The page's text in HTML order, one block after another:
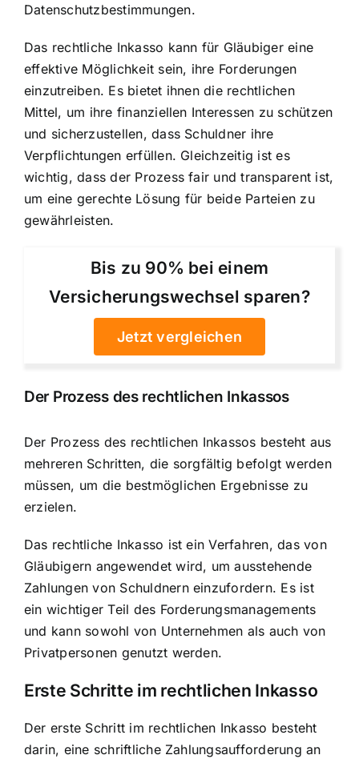
Datenschutzbestimmungen.
Das rechtliche Inkasso kann für Gläubiger eine
effektive Möglichkeit sein, ihre Forderungen
einzutreiben. Es bietet ihnen die rechtlichen
Mittel, um ihre finanziellen Interessen zu schützen
und sicherzustellen, dass Schuldner ihre
Verpflichtungen erfüllen. Gleichzeitig ist es
wichtig, dass der Prozess fair und transparent ist,
um eine gerechte Lösung für beide Parteien zu
gewährleisten.
Bis zu 90% bei einem
Versicherungswechsel sparen?
Jetzt vergleichen
Der Prozess des rechtlichen Inkassos
Der Prozess des rechtlichen Inkassos besteht aus
mehreren Schritten, die sorgfältig befolgt werden
müssen, um die bestmöglichen Ergebnisse zu
erzielen.
Das rechtliche Inkasso ist ein Verfahren, das von
Gläubigern angewendet wird, um ausstehende
Zahlungen von Schuldnern einzufordern. Es ist
ein wichtiger Teil des Forderungsmanagements
und kann sowohl von Unternehmen als auch von
Privatpersonen genutzt werden.
Erste Schritte im rechtlichen Inkasso
Der erste Schritt im rechtlichen Inkasso besteht
darin, eine schriftliche Zahlungsaufforderung an